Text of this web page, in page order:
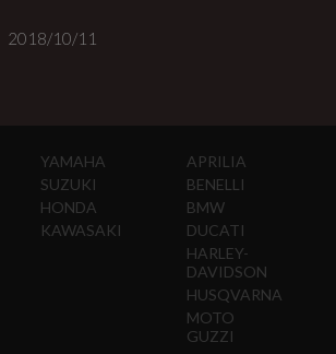
2018/10/11
YAMAHA
SUZUKI
HONDA
KAWASAKI
APRILIA
BENELLI
BMW
DUCATI
HARLEY-
DAVIDSON
HUSQVARNA
MOTO
GUZZI